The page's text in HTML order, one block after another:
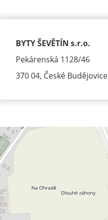
BYTY ŠEVĚTÍN s.r.o.
Pekárenská 1128/46
370 04, České